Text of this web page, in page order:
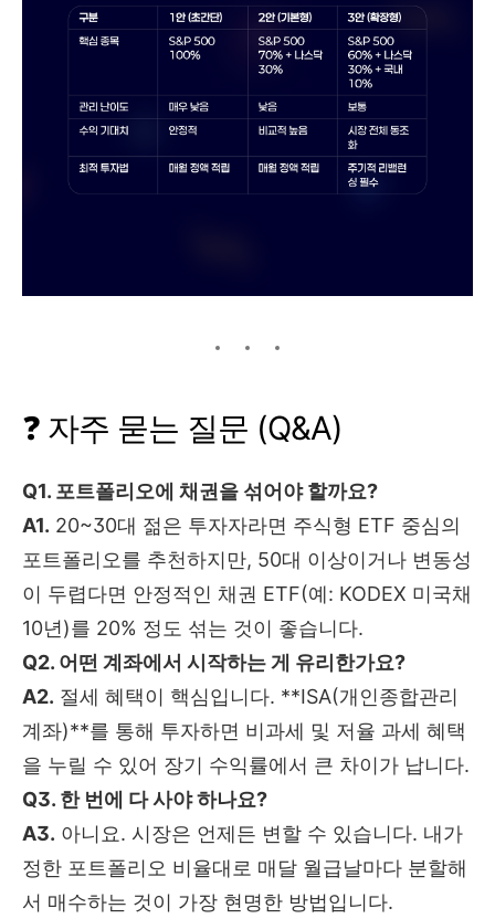
❓ 자주 묻는 질문 (Q&A)
Q1. 포트폴리오에 채권을 섞어야 할까요?
A1. 20~30대 젊은 투자자라면 주식형 ETF 중심의
포트폴리오를 추천하지만, 50대 이상이거나 변동성
이 두렵다면 안정적인 채권 ETF(예: KODEX 미국채
10년)를 20% 정도 섞는 것이 좋습니다.
Q2. 어떤 계좌에서 시작하는 게 유리한가요?
A2. 절세 혜택이 핵심입니다. **ISA(개인종합관리
계좌)**를 통해 투자하면 비과세 및 저율 과세 혜택
을 누릴 수 있어 장기 수익률에서 큰 차이가 납니다.
Q3. 한 번에 다 사야 하나요?
A3. 아니요. 시장은 언제든 변할 수 있습니다. 내가
정한 포트폴리오 비율대로 매달 월급날마다 분할해
서 매수하는 것이 가장 현명한 방법입니다.